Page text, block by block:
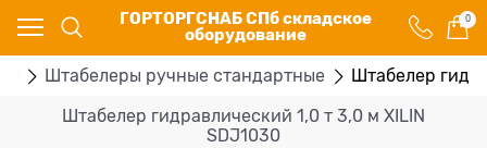
ГОРТОРГСНАБ СПб складское
оборудование
0
Штабелеры ручные стандартные Штабелер
Штабелер гидравлический 1,0 т 3,0 м XILIN
SDJ1030